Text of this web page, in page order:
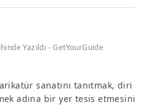
Yazıldı - GetYourGuide
sanatını tanıtmak, diri
adına bir yer tesis etmesini